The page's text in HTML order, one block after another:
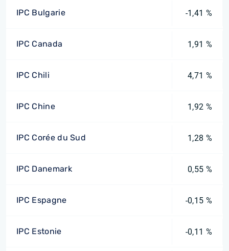
IPC Bulgarie -1,41 %
IPC Canada 1,91 %
IPC Chili 4,71 %
IPC Chine 1,92 %
IPC Corée du Sud 1,28 %
IPC Danemark 0,55 %
IPC Espagne -0,15 %
IPC Estonie -0,11 %